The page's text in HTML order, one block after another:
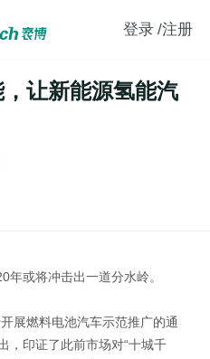
登录 /注册
让新能源氢能汽
或将冲击出一道分水岭。
展燃料电池汽车示范推广的通
，印证了此前市场对“十城千